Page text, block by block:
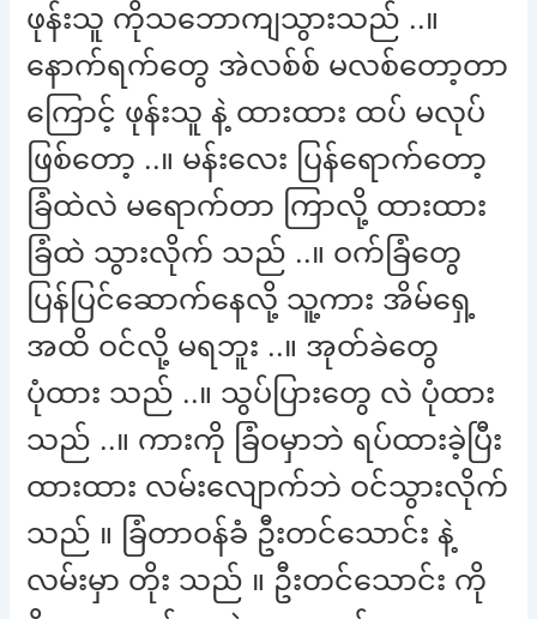
ဖုန်းသူ ကိုသဘောကျသွားသည် ..။
နောက်ရက်တွေ အဲလစ်စ် မလစ်တော့တာ
ကြောင့် ဖုန်းသူ နဲ့ ထားထား ထပ် မလုပ်
ဖြစ်တော့ ..။ မန်းလေး ပြန်ရောက်တော့
ခြံထဲလဲ မရောက်တာ ကြာလို့ ထားထား
ခြံထဲ သွားလိုက် သည် ..။ ဝက်ခြံတွေ
ပြန်ပြင်ဆောက်နေလို့ သူ့ကား အိမ်ရှေ့
အထိ ဝင်လို့ မရဘူး ..။ အုတ်ခဲတွေ
ပုံထား သည် ..။ သွပ်ပြားတွေ လဲ ပုံထား
သည် ..။ ကားကို ခြံဝမှာဘဲ ရပ်ထားခဲ့ပြီး
ထားထား လမ်းလျောက်ဘဲ ဝင်သွားလိုက်
သည် ။ ခြံတာဝန်ခံ ဦးတင်သောင်း နဲ့
လမ်းမှာ တိုး သည် ။ ဦးတင်သောင်း ကို